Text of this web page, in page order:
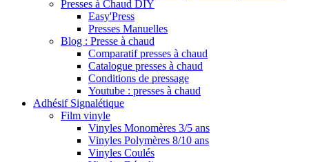
Presses à Chaud DIY
Easy'Press
Presses Manuelles
Blog : Presse à chaud
Comparatif presses à chaud
Catalogue presses à chaud
Conditions de pressage
Youtube : presses à chaud
Adhésif Signalétique
Film vinyle
Vinyles Monomères 3/5 ans
Vinyles Polymères 8/10 ans
Vinyles Coulés